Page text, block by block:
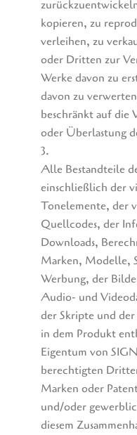
kopieren, zu
verleihen, zu
oder Dritten zur
Werke davon zu
davon zu
beschränkt auf
oder Überlastung
3.
Alle Bestandteile
einschließlich der
Tonelemente, der
Quellcodes, der
Downloads,
Marken, Modelle,
Werbung, der
Audio- und
der Skripte und
in dem Produkt
Eigentum von
berechtigten
Marken oder
und/oder
diesem